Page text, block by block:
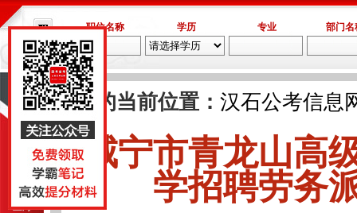
职位名称 学历 专业 部门名
导航
江苏
上海
您的当前位置： 汉石公考信息
咸宁市青龙山高
学招聘劳务